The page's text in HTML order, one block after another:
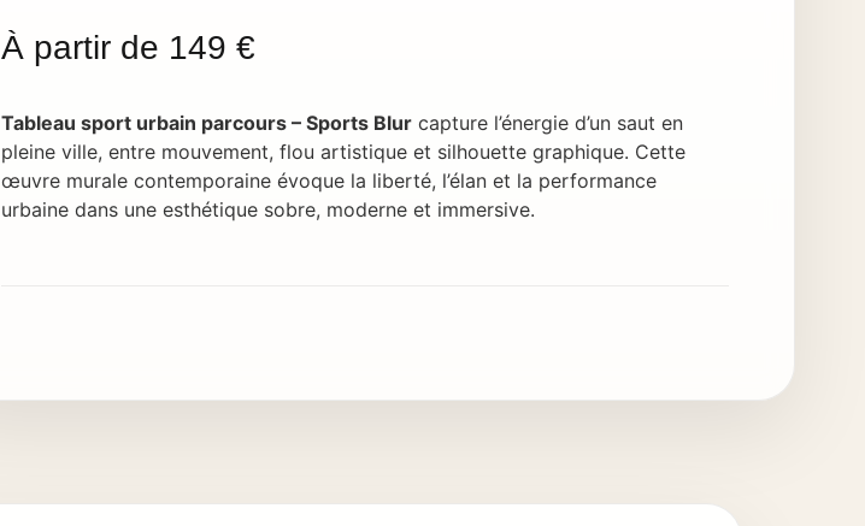
Tableau sport urbain parcours – Sports Blurcapture l’énergie d’un saut en
pleine ville, entre mouvement, flou artistique et silhouette graphique. Cette
œuvre murale contemporaine évoque la liberté, l’élan et la performance
urbaine dans une esthétique sobre, moderne et immersive.